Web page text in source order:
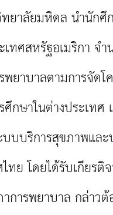
ลัยมหิดล นำนักศึก
ทศสหรัฐอเมริกา จ
ยาบาลตามการจัดโ
กษาในต่างประเทศ
บบริการสุขภาพแล
ย โดยได้รับเกียรติ
การพยาบาล กล่าว